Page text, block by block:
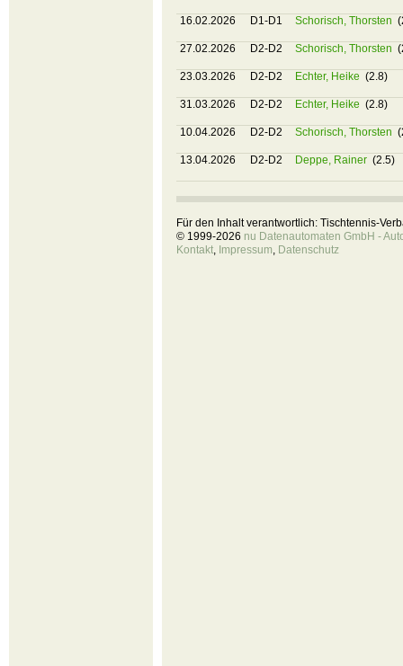
16.02.2026 D1-D1 Schorisch, Thorsten
27.02.2026 D2-D2 Schorisch, Thorsten
23.03.2026 D2-D2 Echter, Heike (2.8)
31.03.2026 D2-D2 Echter, Heike (2.8)
10.04.2026 D2-D2 Schorisch, Thorsten
13.04.2026 D2-D2 Deppe, Rainer (2.5)
Für den Inhalt verantwortlich: Tischtennis-
© 1999-2026 nu Datenautomaten GmbH -
Kontakt, Impressum, Datenschutz